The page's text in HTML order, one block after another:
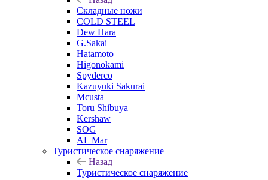
Складные ножи
COLD STEEL
Dew Hara
G.Sakai
Hatamoto
Higonokami
Spyderco
Kazuyuki Sakurai
Mcusta
Toru Shibuya
Kershaw
SOG
AL Mar
Туристическое снаряжение
Назад
Туристическое снаряжение